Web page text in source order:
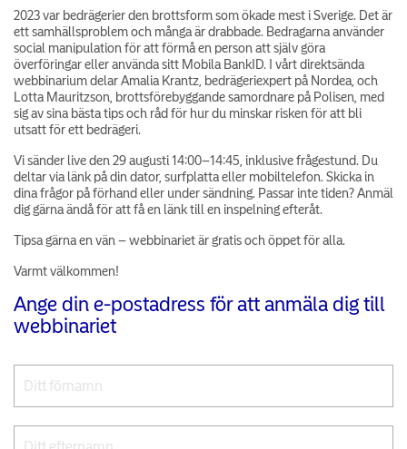
2023 var bedrägerier den brottsform som ökade mest i Sverige. Det är
ett samhällsproblem och många är drabbade. Bedragarna använder
social manipulation för att förmå en person att själv göra
överföringar eller använda sitt Mobila BankID. I vårt direktsända
webbinarium delar Amalia Krantz, bedrägeriexpert på Nordea, och
Lotta Mauritzson, brottsförebyggande samordnare på Polisen, med
sig av sina bästa tips och råd för hur du minskar risken för att bli
utsatt för ett bedrägeri.
Vi sänder live den 29 augusti 14:00–14:45, inklusive frågestund. Du
deltar via länk på din dator, surfplatta eller mobiltelefon. Skicka in
dina frågor på förhand eller under sändning. Passar inte tiden? Anmäl
dig gärna ändå för att få en länk till en inspelning efteråt.
Tipsa gärna en vän – webbinariet är gratis och öppet för alla.
Varmt välkommen!
Ange din e-postadress för att anmäla dig till
webbinariet